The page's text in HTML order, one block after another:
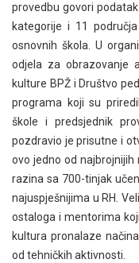
provedbu govori
kategorije i 11
osnovnih škola. U
odjela za obrazovanje
kulture BPŽ i Društvo
programa koji su
škole i predsjednik
pozdravio je prisutne i
ovo jedno od
razina sa 700-tinjak
najuspješnijima u RH.
ostaloga i mentorima
kultura pronalaze
od tehničkih aktivnosti.